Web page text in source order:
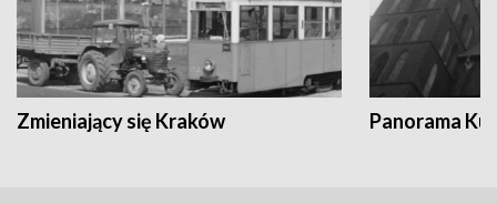
Zmieniający się Kraków Panorama